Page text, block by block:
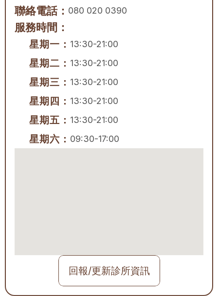
聯絡電話： 080 020 0390
服務時間：
星期一： 13:30-21:00
星期二： 13:30-21:00
星期三： 13:30-21:00
星期四： 13:30-21:00
星期五： 13:30-21:00
星期六： 09:30-17:00
回報/更新診所資訊